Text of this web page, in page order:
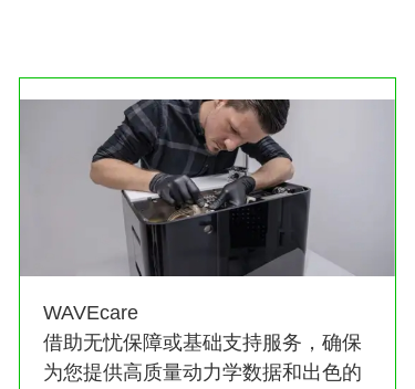
WAVEcare
借助无忧保障或基础支持服务，确保
为您提供高质量动力学数据和出色的